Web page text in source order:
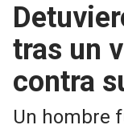
tras un
contra
Un hombre